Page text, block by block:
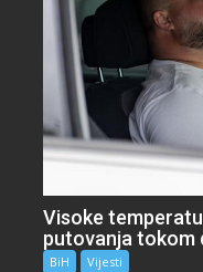
Visoke
putovanja tokom
BiH Vijesti